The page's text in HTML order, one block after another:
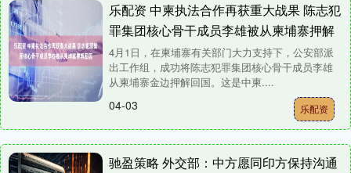
乐配资 中柬执法合作再获重大战果 陈志犯
罪集团核心骨干成员李雄被从柬埔寨押解
回国
4月1日，在柬埔寨有关部门大力支持下，公安部派
出工作组，成功将陈志犯罪集团核心骨干成员李雄
从柬埔寨金边押解回国。这是中柬....
04-03 乐配资
驰盈策略 外交部：中方愿同印方保持沟通